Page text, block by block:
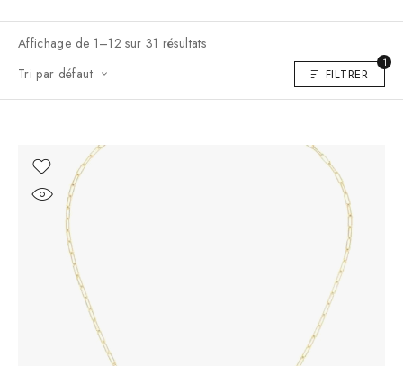
Affichage de 1–12 sur 31 résultats
Tri par défaut
FILTRER
1